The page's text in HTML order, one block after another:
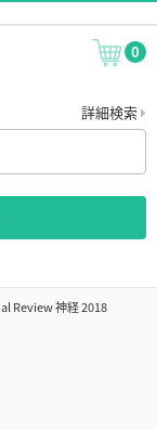
0
詳細検索
Review 神経 2018